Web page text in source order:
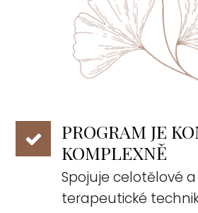
PROGRAM JE
KOMPLEXNĚ
Spojuje celotělové
terapeutické